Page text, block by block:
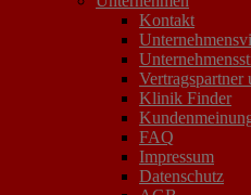
Wochen keine schriftliche
Vertragspartner, so gilt dies als
und es wird die Vergütung
(4) Die DSB/der DSB-
ihrer Pflichten zuverlässiger
Zustimmung der gesetzlichen
(5) Den gesetzlichen Vertretern ist
Anwendungsbereich von
Kontakt
Vertragspartner
Klinik Finder
FAQ
Impressum
Datenschutz